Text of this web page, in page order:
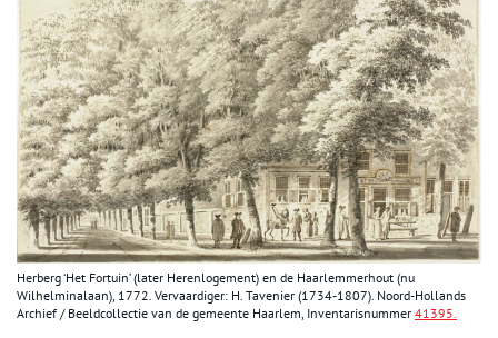
Herberg ‘Het Fortuin’ (later Herenlogement) en de Haarlemmerhout (nu
Wilhelminalaan), 1772. Vervaardiger: H. Tavenier (1734-1807). Noord-Hollands
Archief / Beeldcollectie van de gemeente Haarlem, Inventarisnummer 41395.